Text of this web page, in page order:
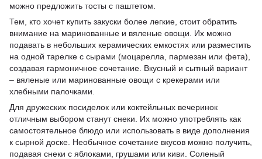
можно предложить тосты с паштетом.
Тем, кто хочет купить закуски более легкие, стоит обратить
внимание на маринованные и вяленые овощи. Их можно
подавать в небольших керамических емкостях или разместить
на одной тарелке с сырами (моцарелла, пармезан или фета),
создавая гармоничное сочетание. Вкусный и сытный вариант
– вяленые или маринованные овощи с крекерами или
хлебными палочками.
Для дружеских посиделок или коктейльных вечеринок
отличным выбором станут снеки. Их можно употреблять как
самостоятельное блюдо или использовать в виде дополнения
к сырной доске. Необычное сочетание вкусов можно получить,
подавая снеки с яблоками, грушами или киви. Соленый